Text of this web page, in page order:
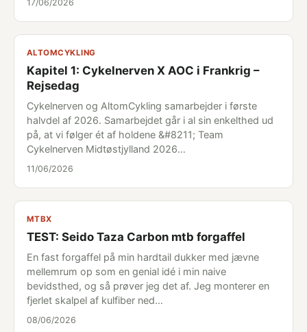
17/06/2026
ALTOMCYKLING
Kapitel 1: Cykelnerven X AOC i Frankrig –
Rejsedag
Cykelnerven og AltomCykling samarbejder i første
halvdel af 2026. Samarbejdet går i al sin enkelthed ud
på, at vi følger ét af holdene &#8211; Team
Cykelnerven Midtøstjylland 2026…
11/06/2026
MTBX
TEST: Seido Taza Carbon mtb forgaffel
En fast forgaffel på min hardtail dukker med jævne
mellemrum op som en genial idé i min naive
bevidsthed, og så prøver jeg det af. Jeg monterer en
fjerlet skalpel af kulfiber ned…
08/06/2026